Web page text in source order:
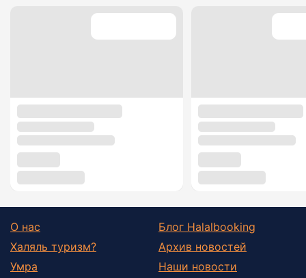
О нас
Халяль туризм?
Умра
Блог Halalbooking
Архив новостей
Наши новости